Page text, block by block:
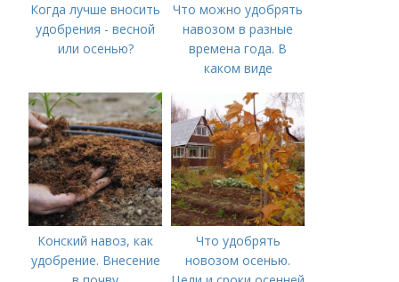
Когда лучше вносить
удобрения - весной
или осенью?
Что можно удобрять
навозом в разные
времена года. В
каком виде
Конский навоз, как
удобрение. Внесение
Что удобрять
новозом осенью.